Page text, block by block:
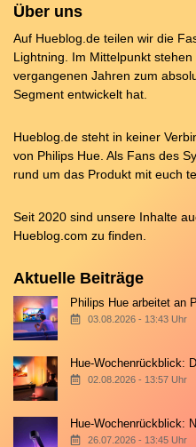
Über uns
Auf Hueblog.de teilen wir die
Lightning. Im Mittelpunkt
vergangenen Jahren zum
Segment entwickelt hat.
Hueblog.de steht in keiner
von Philips Hue. Als Fans des
rund um das Produkt mit euch
Seit 2020 sind unsere Inhalte
Hueblog.com zu finden.
Aktuelle Beiträge
Philips Hue arbeitet an
03.08.2026 - 13:43 Uhr
Hue-Wochenrückblick:
02.08.2026 - 13:57 Uhr
Hue-Wochenrückblick:
26.07.2026 - 13:45 Uhr